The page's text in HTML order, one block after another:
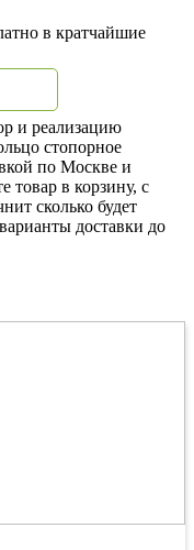
в кратчайшие
и реализацию
стопорное
по Москве и
товар в корзину, с
сколько будет
доставки до